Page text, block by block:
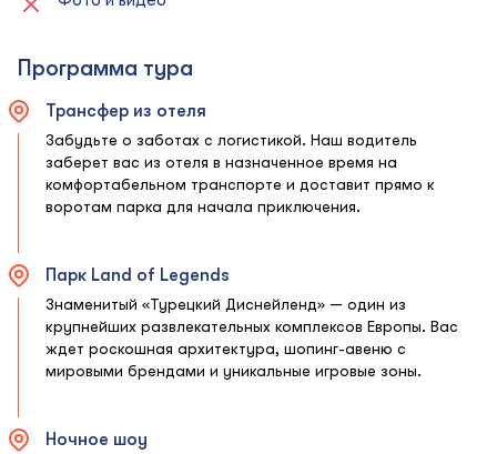
Программа тура
Трансфер из отеля
Забудьте о заботах с логистикой. Наш водитель
заберет вас из отеля в назначенное время на
комфортабельном транспорте и доставит прямо к
воротам парка для начала приключения.
Парк Land of Legends
Знаменитый «Турецкий Диснейленд» — один из
крупнейших развлекательных комплексов Европы. Вас
ждет роскошная архитектура, шопинг-авеню с
мировыми брендами и уникальные игровые зоны.
Ночное шоу